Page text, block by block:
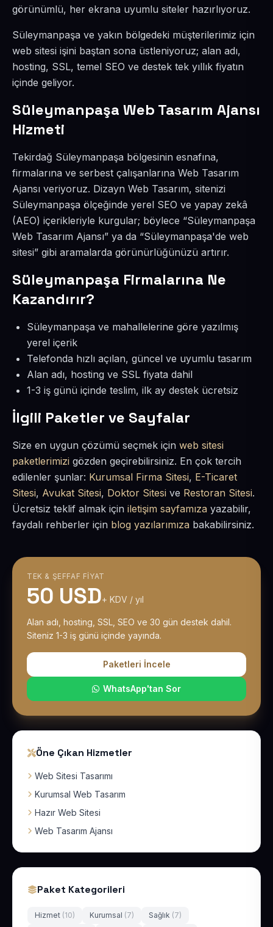
görünümlü, her ekrana uyumlu siteler hazırlıyoruz.
Süleymanpaşa ve yakın bölgedeki müşterilerimiz için
web sitesi işini baştan sona üstleniyoruz; alan adı,
hosting, SSL, temel SEO ve destek tek yıllık fiyatın
içinde geliyor.
Süleymanpaşa Web Tasarım Ajansı
Hizmeti
Tekirdağ Süleymanpaşa bölgesinin esnafına,
firmalarına ve serbest çalışanlarına Web Tasarım
Ajansı veriyoruz. Dizayn Web Tasarım, sitenizi
Süleymanpaşa ölçeğinde yerel SEO ve yapay zekâ
(AEO) içerikleriyle kurgular; böylece “Süleymanpaşa
Web Tasarım Ajansı” ya da “Süleymanpaşa'de web
sitesi” gibi aramalarda görünürlüğünüzü artırır.
Süleymanpaşa Firmalarına Ne
Kazandırır?
Süleymanpaşa ve mahallelerine göre yazılmış
yerel içerik
Telefonda hızlı açılan, güncel ve uyumlu tasarım
Alan adı, hosting ve SSL fiyata dahil
1-3 iş günü içinde teslim, ilk ay destek ücretsiz
İlgili Paketler ve Sayfalar
Size en uygun çözümü seçmek için web sitesi
paketlerimizi gözden geçirebilirsiniz. En çok tercih
edilenler şunlar: Kurumsal Firma Sitesi, E-Ticaret
Sitesi, Avukat Sitesi, Doktor Sitesi ve Restoran Sitesi.
Ücretsiz teklif almak için iletişim sayfamıza yazabilir,
faydalı rehberler için blog yazılarımıza bakabilirsiniz.
TEK & ŞEFFAF FIYAT
50 USD+ KDV / yıl
Alan adı, hosting, SSL, SEO ve 30 gün destek dahil.
Siteniz 1-3 iş günü içinde yayında.
Paketleri İncele
WhatsApp'tan Sor
Öne Çıkan Hizmetler
Web Sitesi Tasarımı
Kurumsal Web Tasarım
Hazır Web Sitesi
Web Tasarım Ajansı
Paket Kategorileri
Hizmet (10) Kurumsal (7) Sağlık (7)